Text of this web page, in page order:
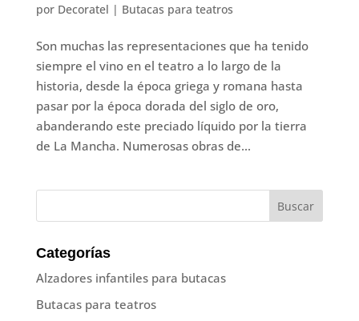
por Decoratel | Butacas para teatros
Son muchas las representaciones que ha tenido
siempre el vino en el teatro a lo largo de la
historia, desde la época griega y romana hasta
pasar por la época dorada del siglo de oro,
abanderando este preciado líquido por la tierra
de La Mancha. Numerosas obras de...
Categorías
Alzadores infantiles para butacas
Butacas para teatros